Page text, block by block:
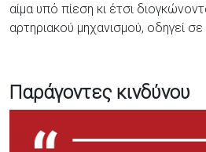
αίμα υπό πίεση κι έτσι
αρτηριακού μηχανισμού, οδηγεί
Παράγοντες κινδύνου